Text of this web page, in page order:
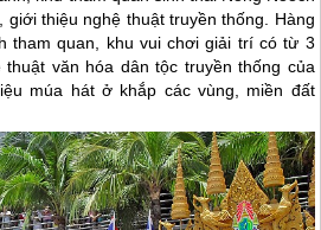
giới thiệu nghệ thuật truyền thống. Hàng
tham quan, khu vui chơi giải trí có từ 3
văn hóa dân tộc truyền thống của
múa hát ở khắp các vùng, miền đất